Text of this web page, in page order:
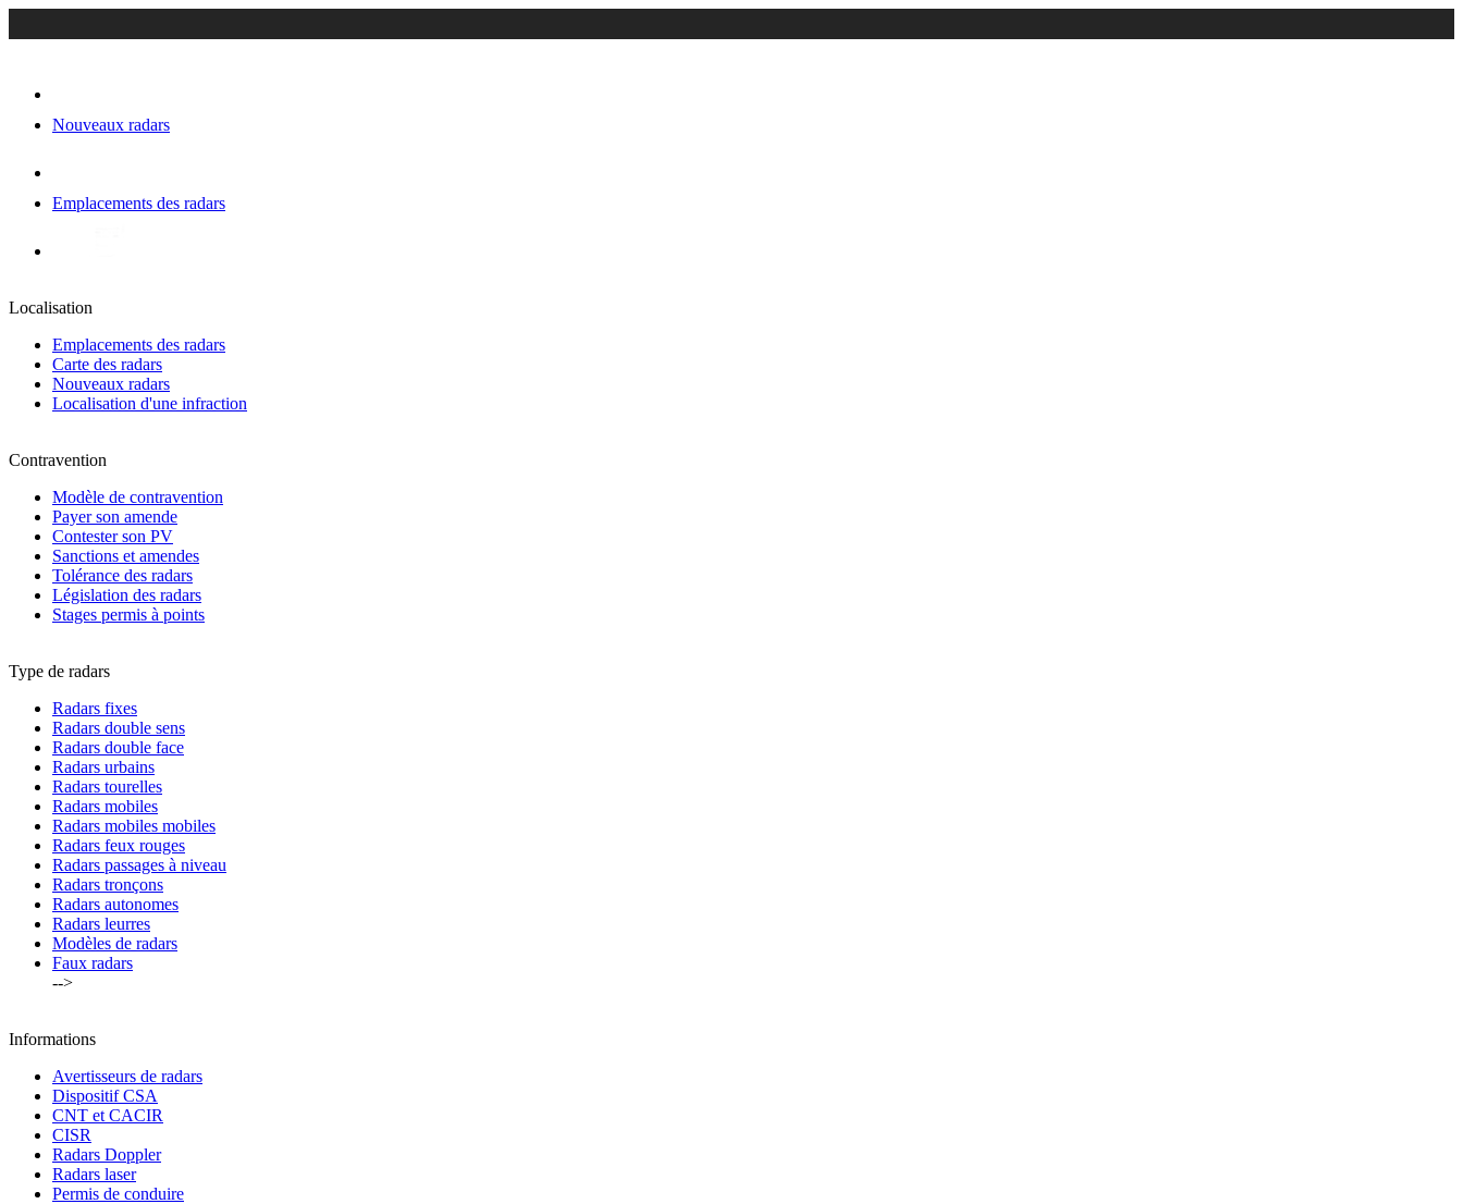
Nouveaux radars
Emplacements des radars
Localisation
Emplacements des radars
Carte des radars
Nouveaux radars
Localisation d'une infraction
Contravention
Modèle de contravention
Payer son amende
Contester son PV
Sanctions et amendes
Tolérance des radars
Législation des radars
Stages permis à points
Type de radars
Radars fixes
Radars double sens
Radars double face
Radars urbains
Radars tourelles
Radars mobiles
Radars mobiles mobiles
Radars feux rouges
Radars passages à niveau
Radars tronçons
Radars autonomes
Radars leurres
Modèles de radars
Faux radars
-->
Informations
Avertisseurs de radars
Dispositif CSA
CNT et CACIR
CISR
Radars Doppler
Radars laser
Permis de conduire